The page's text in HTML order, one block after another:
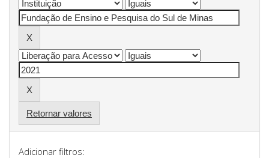
Retornar valores
Adicionar filtros: